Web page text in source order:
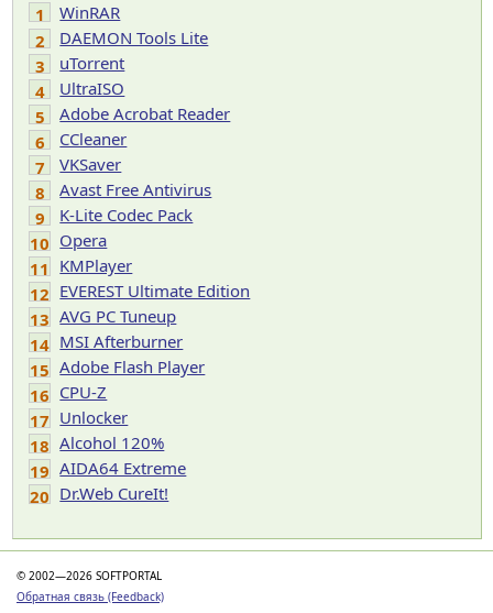
1
WinRAR
2
DAEMON Tools Lite
3
uTorrent
4
UltraISO
5
Adobe Acrobat Reader
6
CCleaner
7
VKSaver
8
Avast Free Antivirus
9
K-Lite Codec Pack
10 Opera
11 KMPlayer
12 EVEREST Ultimate Edition
13 AVG PC Tuneup
14 MSI Afterburner
15 Adobe Flash Player
16 CPU-Z
17 Unlocker
18 Alcohol 120%
19 AIDA64 Extreme
20 Dr.Web CureIt!
© 2002—2026 SOFTPORTAL
Обратная связь (Feedback)